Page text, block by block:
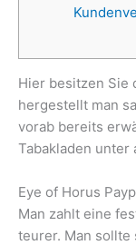
Hier besitzen Sie
hergestellt man
vorab bereits
Tabakladen unter
Eye of Horus
Man zahlt eine
teurer. Man